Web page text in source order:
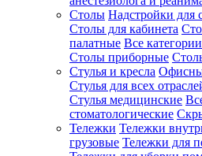
Столы Надстройки для
Столы для кабинета
палатные Все категории
Столы приборные
Стулья и кресла
Стулья для всех
Стулья медицинские
стоматологические
Тележки Тележки
грузовые Тележки для